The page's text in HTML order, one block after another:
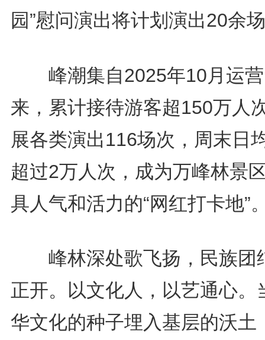
园”慰问演出将计划演出20余
峰潮集自2025年10月运
来，累计接待游客超150万人
展各类演出116场次，周末日
超过2万人次，成为万峰林景
具人气和活力的“网红打卡地”
峰林深处歌飞扬，民族团
正开。以文化人，以艺通心。
华文化的种子埋入基层的沃土